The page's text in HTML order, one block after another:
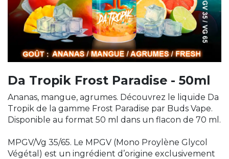
Da Tropik Frost Paradise - 50ml
Ananas, mangue, agrumes. Découvrez le liquide Da
Tropik de la gamme Frost Paradise par Buds Vape.
Disponible au format 50 ml dans un flacon de 70 ml.
MPGV/Vg 35/65. Le MPGV (Mono Proylène Glycol
Végétal) est un ingrédient d’origine exclusivement